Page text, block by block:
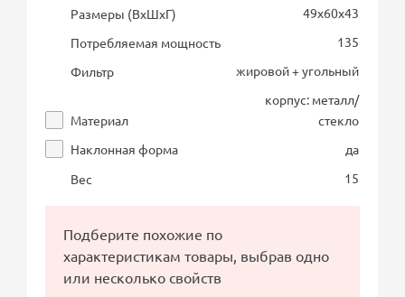
Размеры (ВхШхГ)
49х60х43
Потребляемая мощность
135
Фильтр
жировой + угольный
Материал
корпус: металл/
стекло
Наклонная форма
да
Вес
15
Подберите похожие по
характеристикам товары, выбрав одно
или несколько свойств